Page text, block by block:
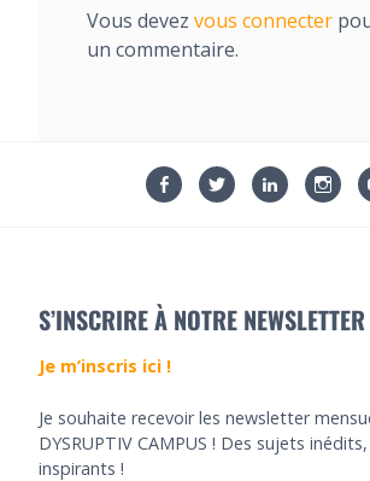
Vous devez vous connecter
un commentaire.
S’INSCRIRE À NOTRE
Je m’inscris ici !
Je souhaite recevoir les newsletter
DYSRUPTIV CAMPUS ! Des sujets
inspirants !